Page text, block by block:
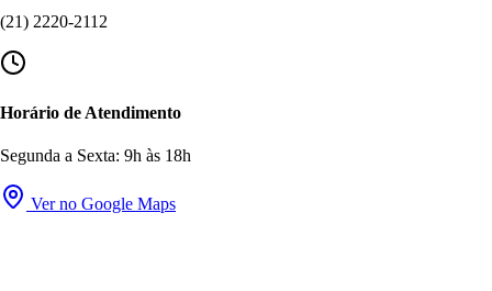
(21) 2220-2112
Horário de Atendimento
Segunda a Sexta: 9h às 18h
Ver no Google Maps